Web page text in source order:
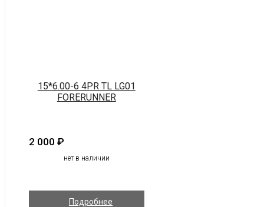
15*6.00-6 4PR TL LG01
FORERUNNER
2 000 ₽
нет в наличии
Подробнее